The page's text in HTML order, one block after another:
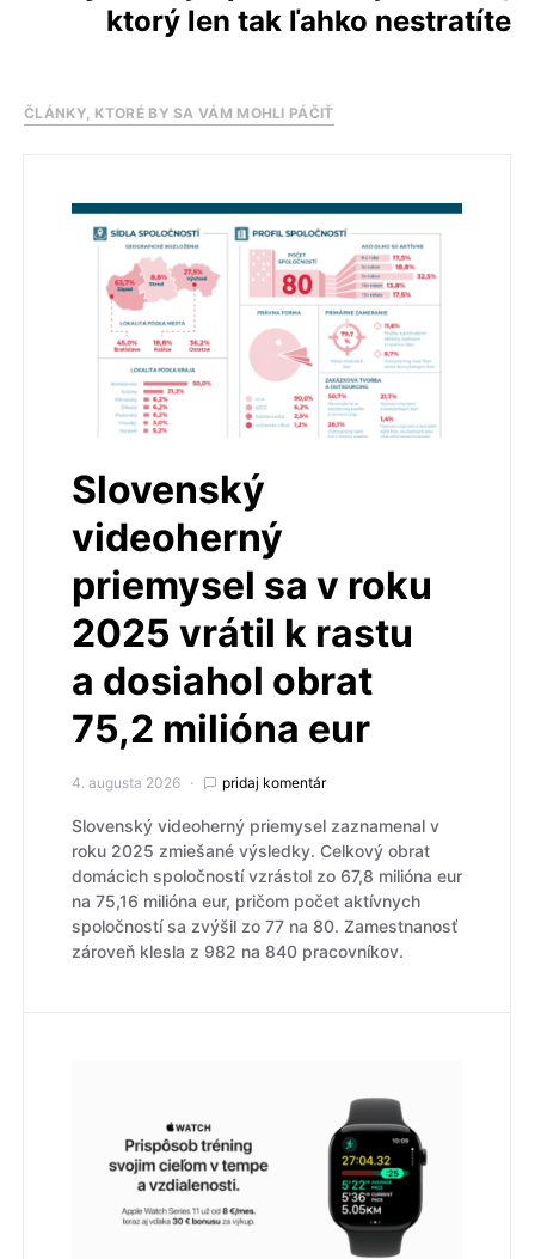
ktorý len tak ľahko nestratíte
ČLÁNKY, KTORÉ BY SA VÁM MOHLI PÁČIŤ
Slovenský
videoherný
priemysel sa v roku
2025 vrátil k rastu
a dosiahol obrat
75,2 milióna eur
4. augusta 2026 pridaj komentár
Slovenský videoherný priemysel zaznamenal v
roku 2025 zmiešané výsledky. Celkový obrat
domácich spoločností vzrástol zo 67,8 milióna eur
na 75,16 milióna eur, pričom počet aktívnych
spoločností sa zvýšil zo 77 na 80. Zamestnanosť
zároveň klesla z 982 na 840 pracovníkov.